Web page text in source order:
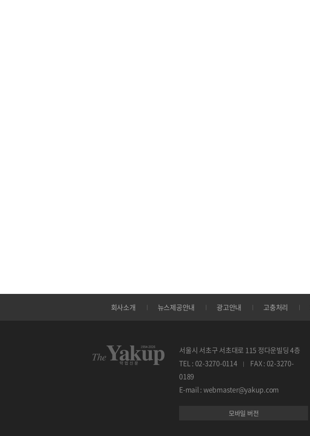
회사소개 뉴스제공안내 광고안내 고충처리
서울시 서초구 서초대로 115 정다운빌딩 4층
TEL : 02-3270-0114
FAX : 02-3270-
0189
E-mail : webmaster@yakup.com
모바일 버전